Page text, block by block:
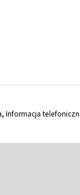
Informacja